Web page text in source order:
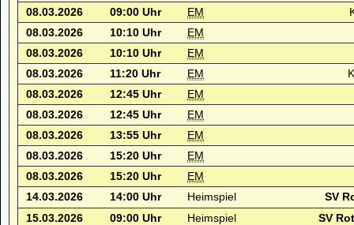
08.03.2026
09:00 Uhr EM
08.03.2026
10:10 Uhr
EM
08.03.2026
10:10 Uhr
EM
08.03.2026
11:20 Uhr EM
08.03.2026
12:45 Uhr
EM
08.03.2026
12:45 Uhr
EM
08.03.2026
13:55 Uhr
EM
08.03.2026
15:20 Uhr
EM
08.03.2026
15:20 Uhr
EM
14.03.2026
14:00 Uhr Heimspiel
SV
15.03.2026
09:00 Uhr Heimspiel
SV